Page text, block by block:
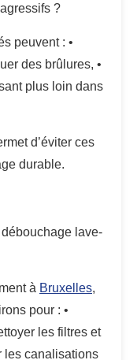
?
peuvent : •
des brûlures, •
plus loin dans
d’éviter ces
durable.
lave-
à Bruxelles,
pour : •
les filtres et
les canalisations